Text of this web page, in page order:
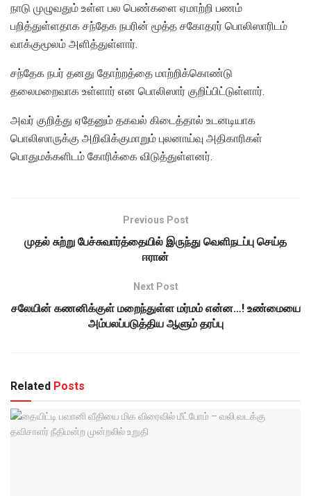
நாடு முழுவதும் உள்ள பல பெண்களை ஏமாற்றி பணம்
பறித்துள்ளதாக சந்தேக நபரின் மூத்த சகோதரர் பொலிஸாரிடம்
வாக்குமூலம் அளித்துள்ளார்.
சந்தேக நபர் தனது தோற்றத்தை மாற்றிக்கொண்டு
தலைமறைவாக உள்ளார் என பொலிஸார் குறிப்பிட்டுள்ளார்.
அவர் குறித்து ஏதேனும் தகவல் கிடைத்தால் உடனடியாக
பொலிஸாருக்கு அறிவிக்குமாறும் புலனாய்வு அதிகாரிகள்
பொதுமக்களிடம் கோரிக்கை விடுத்துள்ளனர்.
Previous Post
முதல் சுற்று பேச்சுவார்த்தையில் இருந்து வெளிநடப்பு செய்த
ஈரான்
Next Post
சலேயின் கணனிக்குள் மறைந்துள்ள மர்மம் என்ன…! உண்மையை
அம்பலப்படுத்திய ஆளும் தரப்பு
Related Posts